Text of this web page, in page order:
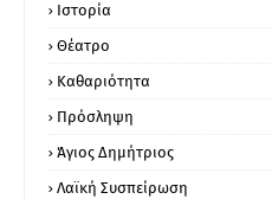
Ιστορία
Θέατρο
Καθαριότητα
Πρόσληψη
Άγιος Δημήτριος
Λαϊκή Συσπείρωση